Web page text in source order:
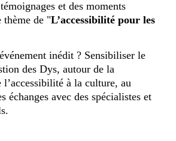
et des moments
thème de "L’accessibilité pour les
inédit ? Sensibiliser le
des Dys, autour de la
l’accessibilité à la culture, au
échanges avec des spécialistes et